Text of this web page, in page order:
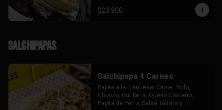
$23.900
Salchipapas
Salchipapa 4 Carnes
Papas a la Francesa, Carne, Pollo,
Chorizo, Butifarra, Queso Costeño,
Papita de Perro, Salsa Tártara y